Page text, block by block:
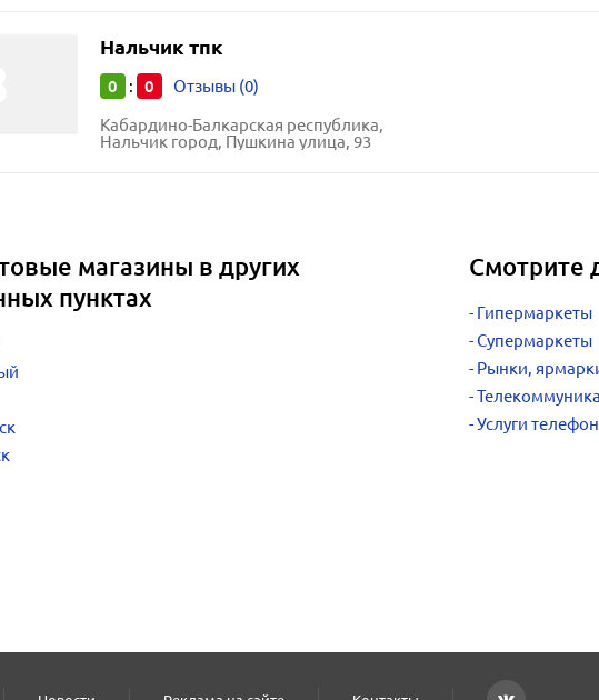
Нальчик тпк
0 : 0 Отзывы (0)
Кабардино-Балкарская республика,
Нальчик город, Пушкина улица, 93
магазины в других
пунктах
Смотрите
Гипермаркеты
Супермаркеты
Рынки,
Услуги